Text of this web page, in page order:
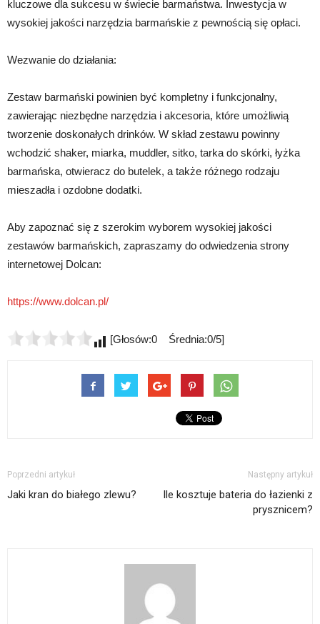
kluczowe dla sukcesu w świecie barmaństwa. Inwestycja w
wysokiej jakości narzędzia barmańskie z pewnością się opłaci.
Wezwanie do działania:
Zestaw barmański powinien być kompletny i funkcjonalny,
zawierając niezbędne narzędzia i akcesoria, które umożliwią
tworzenie doskonałych drinków. W skład zestawu powinny
wchodzić shaker, miarka, muddler, sitko, tarka do skórki, łyżka
barmańska, otwieracz do butelek, a także różnego rodzaju
mieszadła i ozdobne dodatki.
Aby zapoznać się z szerokim wyborem wysokiej jakości
zestawów barmańskich, zapraszamy do odwiedzenia strony
internetowej Dolcan:
https://www.dolcan.pl/
[Głosów:0 Średnia:0/5]
Poprzedni artykuł
Jaki kran do białego zlewu?
Następny artykuł
Ile kosztuje bateria do łazienki z
prysznicem?